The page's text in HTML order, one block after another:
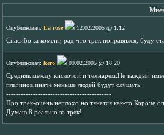
Опубликовал: La rose
12.02.2005 @ 1:12
Спасибо за комент, рад что трек понравился, буду
Опубликовал: kero
09.02.2005 @ 18:20
Средняк между кислотой и технарем.Не каждый
плагинов,иначе меньше людей будут слушать.
-------------------------------------------
Про трек-очень неплохо,но тянется как-то.Короче
Думаю 8 реально за трек!